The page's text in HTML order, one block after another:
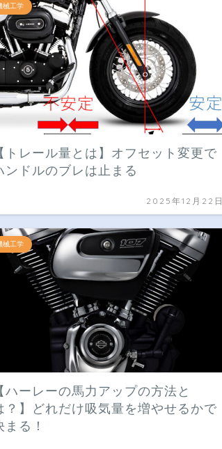
械工学
【トレール量とは】オフセット変更で
ンドルのブレは止まる
2025年12月22日
械工学
【ハーレーの馬力アップの方法と
？】どれだけ吸気量を増やせるかで
まる！